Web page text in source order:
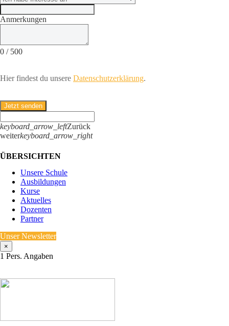
Anmerkungen
0 / 500
Hier findest du unsere Datenschutzerklärung.
Jetzt senden
keyboard_arrow_leftZurück
weiterkeyboard_arrow_right
ÜBERSICHTEN
Unsere Schule
Ausbildungen
Kurse
Aktuelles
Dozenten
Partner
Unser Newsletter
×
1 Pers. Angaben